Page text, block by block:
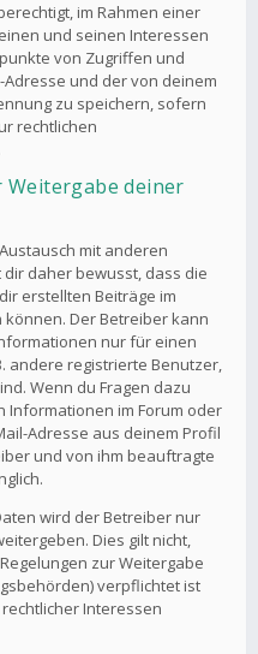
im Rahmen einer
und seinen Interessen
von Zugriffen und
und der von deinem
zu speichern, sofern
rechtlichen
Weitergabe deiner
mit anderen
daher bewusst, dass die
erstellten Beiträge im
Der Betreiber kann
nur für einen
andere registrierte Benutzer,
Wenn du Fragen dazu
Informationen im Forum oder
Adresse aus deinem Profil
und von ihm beauftragte
wird der Betreiber nur
Dies gilt nicht,
zur Weitergabe
verpflichtet ist
Interessen